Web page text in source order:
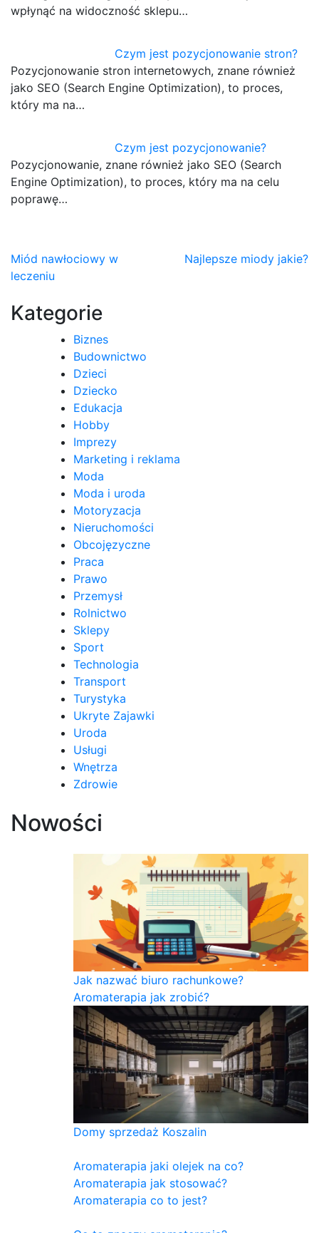
wpłynąć na widoczność sklepu…
Czym jest pozycjonowanie stron?
Pozycjonowanie stron internetowych, znane również
jako SEO (Search Engine Optimization), to proces,
który ma na…
Czym jest pozycjonowanie?
Pozycjonowanie, znane również jako SEO (Search
Engine Optimization), to proces, który ma na celu
poprawę…
Nawigacja
wpisu
Miód nawłociowy w
leczeniu
Najlepsze miody jakie?
Kategorie
Biznes
Budownictwo
Dzieci
Dziecko
Edukacja
Hobby
Imprezy
Marketing i reklama
Moda
Moda i uroda
Motoryzacja
Nieruchomości
Obcojęzyczne
Praca
Prawo
Przemysł
Rolnictwo
Sklepy
Sport
Technologia
Transport
Turystyka
Ukryte Zajawki
Uroda
Usługi
Wnętrza
Zdrowie
Nowości
Jak nazwać biuro rachunkowe?
Aromaterapia jak zrobić?
Domy sprzedaż Koszalin
Aromaterapia jaki olejek na co?
Aromaterapia jak stosować?
Aromaterapia co to jest?